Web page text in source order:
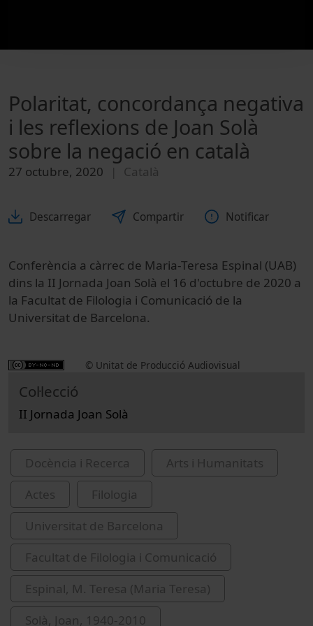
Polaritat, concordança negativa
i les reflexions de Joan Solà
sobre la negació en català
27 octubre, 2020 Català
Descarregar Compartir Notificar
Conferència a càrrec de Maria-Teresa Espinal (UAB)
dins la II Jornada Joan Solà el 16 d'octubre de 2020 a
la Facultat de Filologia i Comunicació de la
Universitat de Barcelona.
© Unitat de Producció Audiovisual
Col·lecció
II Jornada Joan Solà
Docència i Recerca
Arts i Humanitats
Actes
Filologia
Universitat de Barcelona
Facultat de Filologia i Comunicació
Espinal, M. Teresa (Maria Teresa)
Solà, Joan, 1940-2010